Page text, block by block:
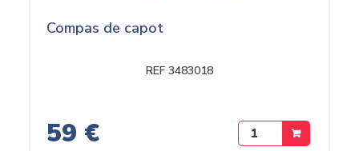
Compas de capot
REF 3483018
59 €